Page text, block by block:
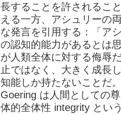
長することを許されるこ
える一方、アシュリーの
な発言を引用する：「ア
の認知的能力があるとは
が人類全体に対する侮辱
止ではなく、大きく成長
知能しか持たないことだ
Goering は人間としての
体的全体性 integrity とい